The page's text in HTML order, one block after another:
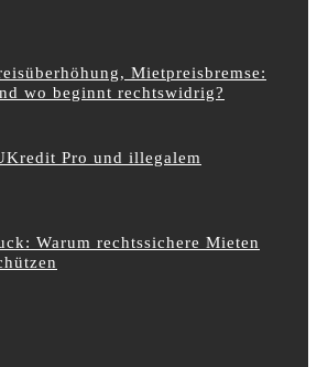
Mietpreisbremse:
wo beginnt rechtswidrig?
Pro und illegalem
Warum rechtssichere Mieten